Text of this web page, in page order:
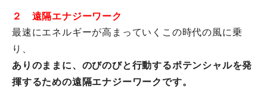
２ 遠隔エナジーワーク
最速にエネルギーが高まっていくこの時代の風に乗
り、
ありのままに、 のびのびと行動するポテンシャルを発
揮するための遠隔エナジーワークです。